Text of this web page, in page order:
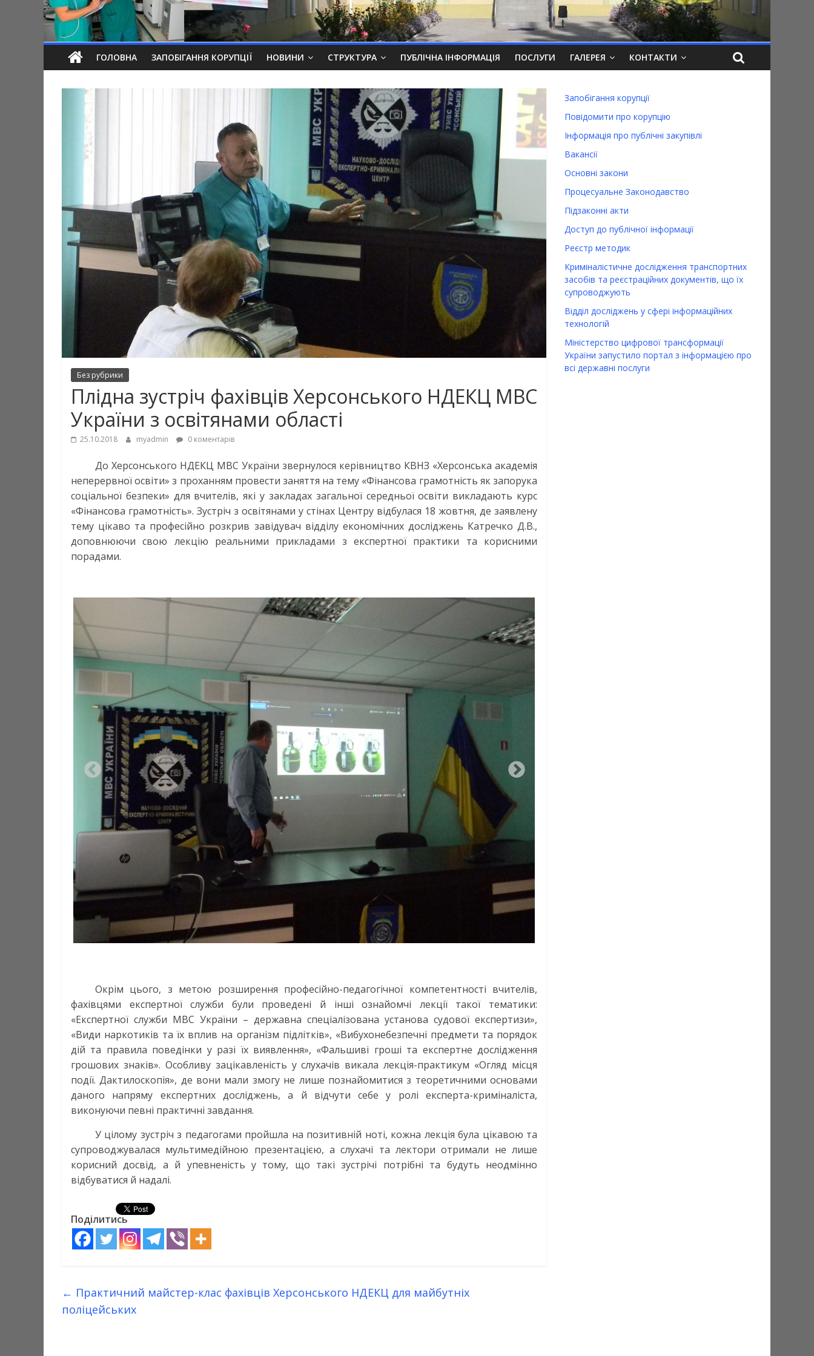
ГОЛОВНА ЗАПОБІГАННЯ КОРУПЦІЇ НОВИНИ СТРУКТУРА ПУБЛІЧНА ІНФОРМАЦІЯ ПОСЛУГИ ГАЛЕРЕЯ КОНТАКТИ
Без рубрики
Плідна зустріч фахівців Херсонського НДЕКЦ МВС
України з освітянами області
25.10.2018 myadmin 0 коментарів
До Херсонського НДЕКЦ МВС України звернулося керівництво КВНЗ «Херсонська академія
неперервної освіти» з проханням провести заняття на тему «Фінансова грамотність як запорука
соціальної безпеки» для вчителів, які у закладах загальної середньої освіти викладають курс
«Фінансова грамотність». Зустріч з освітянами у стінах Центру відбулася 18 жовтня, де заявлену
тему цікаво та професійно розкрив завідувач відділу економічних досліджень Катречко Д.В.,
доповнюючи свою лекцію реальними прикладами з експертної практики та корисними
порадами.
Окрім цього, з метою розширення професійно-педагогічної компетентності вчителів,
фахівцями експертної служби були проведені й інші ознайомчі лекції такої тематики:
«Експертної служби МВС України – державна спеціалізована установа судової експертизи»,
«Види наркотиків та їх вплив на організм підлітків», «Вибухонебезпечні предмети та порядок
дій та правила поведінки у разі їх виявлення», «Фальшиві гроші та експертне дослідження
грошових знаків». Особливу зацікавленість у слухачів викала лекція-практикум «Огляд місця
події. Дактилоскопія», де вони мали змогу не лише познайомитися з теоретичними основами
даного напряму експертних досліджень, а й відчути себе у ролі експерта-криміналіста,
виконуючи певні практичні завдання.
У цілому зустріч з педагогами пройшла на позитивній ноті, кожна лекція була цікавою та
супроводжувалася мультимедійною презентацією, а слухачі та лектори отримали не лише
корисний досвід, а й упевненість у тому, що такі зустрічі потрібні та будуть неодмінно
відбуватися й надалі.
Поділитись
← Практичний майстер-клас фахівців Херсонського НДЕКЦ для майбутніх
поліцейських
Запобігання корупції
Повідомити про корупцію
Інформація про публічні закупівлі
Вакансії
Основні закони
Процесуальне Законодавство
Підзаконні акти
Доступ до публічної інформації
Реєстр методик
Криміналістичне дослідження транспортних
засобів та реєстраційних документів, що їх
супроводжують
Відділ досліджень у сфері інформаційних
технологій
Міністерство цифрової трансформації
України запустило портал з інформацією про
всі державні послуги